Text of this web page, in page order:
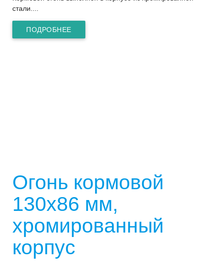
стали....
ПОДРОБНЕЕ
Огонь кормовой
130х86 мм,
хромированный
корпус